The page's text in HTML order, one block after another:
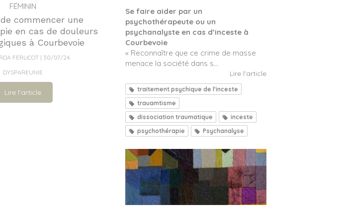
FÉMININ
commencer une
en cas de douleurs
à Courbevoie
FERLICOT
30/07/24
DYSPAREUNIE
Lire l'article
Se faire aider par un
psychothérapeute ou un
psychanalyste en cas d’inceste à
Courbevoie
« Reconnaître que ce crime de masse
menace la société dans s...
Lire l'article
traitement psychique de l'inceste
trauamtisme
dissociation traumatique
inceste
psychothérapie
Psychanalyse